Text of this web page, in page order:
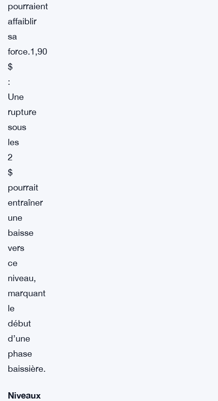
pourraient
affaiblir
sa
force.1,90
$
:
Une
rupture
sous
les
2
$
pourrait
entraîner
une
baisse
vers
ce
niveau,
marquant
le
début
d’une
phase
baissière.
Niveaux